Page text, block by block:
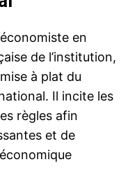
en
de l’institution,
à plat du
Il incite les
règles afin
et de